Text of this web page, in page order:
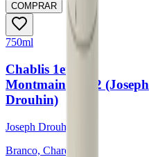
COMPRAR
750ml
Chablis 1er Cru
Montmains 2022 (Joseph
Drouhin)
Joseph Drouhin
Branco, Chardonnay